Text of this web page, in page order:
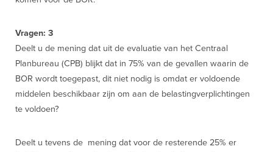
Vragen: 3
Deelt u de mening dat uit de evaluatie van het Centraal
Planbureau (CPB) blijkt dat in 75% van de gevallen waarin de
BOR wordt toegepast, dit niet nodig is omdat er voldoende
middelen beschikbaar zijn om aan de belastingverplichtingen
te voldoen?
Deelt u tevens de mening dat voor de resterende 25% er